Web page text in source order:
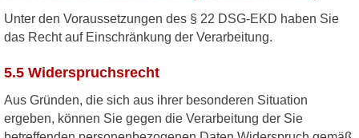
Unter den Voraussetzungen des § 22 DSG-EKD haben Sie
das Recht auf Einschränkung der Verarbeitung.
5.5 Widerspruchsrecht
Aus Gründen, die sich aus ihrer besonderen Situation
ergeben, können Sie gegen die Verarbeitung der Sie